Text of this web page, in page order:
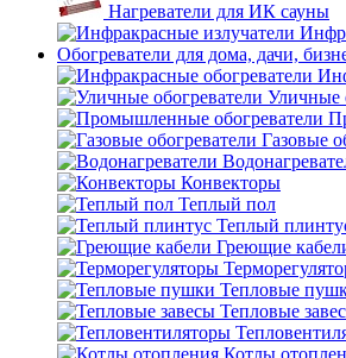
Нагреватели для ИК сауны
Обогреватели для дома, дачи,
Уличные
Газовые
Конвекторы
Теплый пол
Теплый
Греющие
Тепловые
Тепловые
Котлы